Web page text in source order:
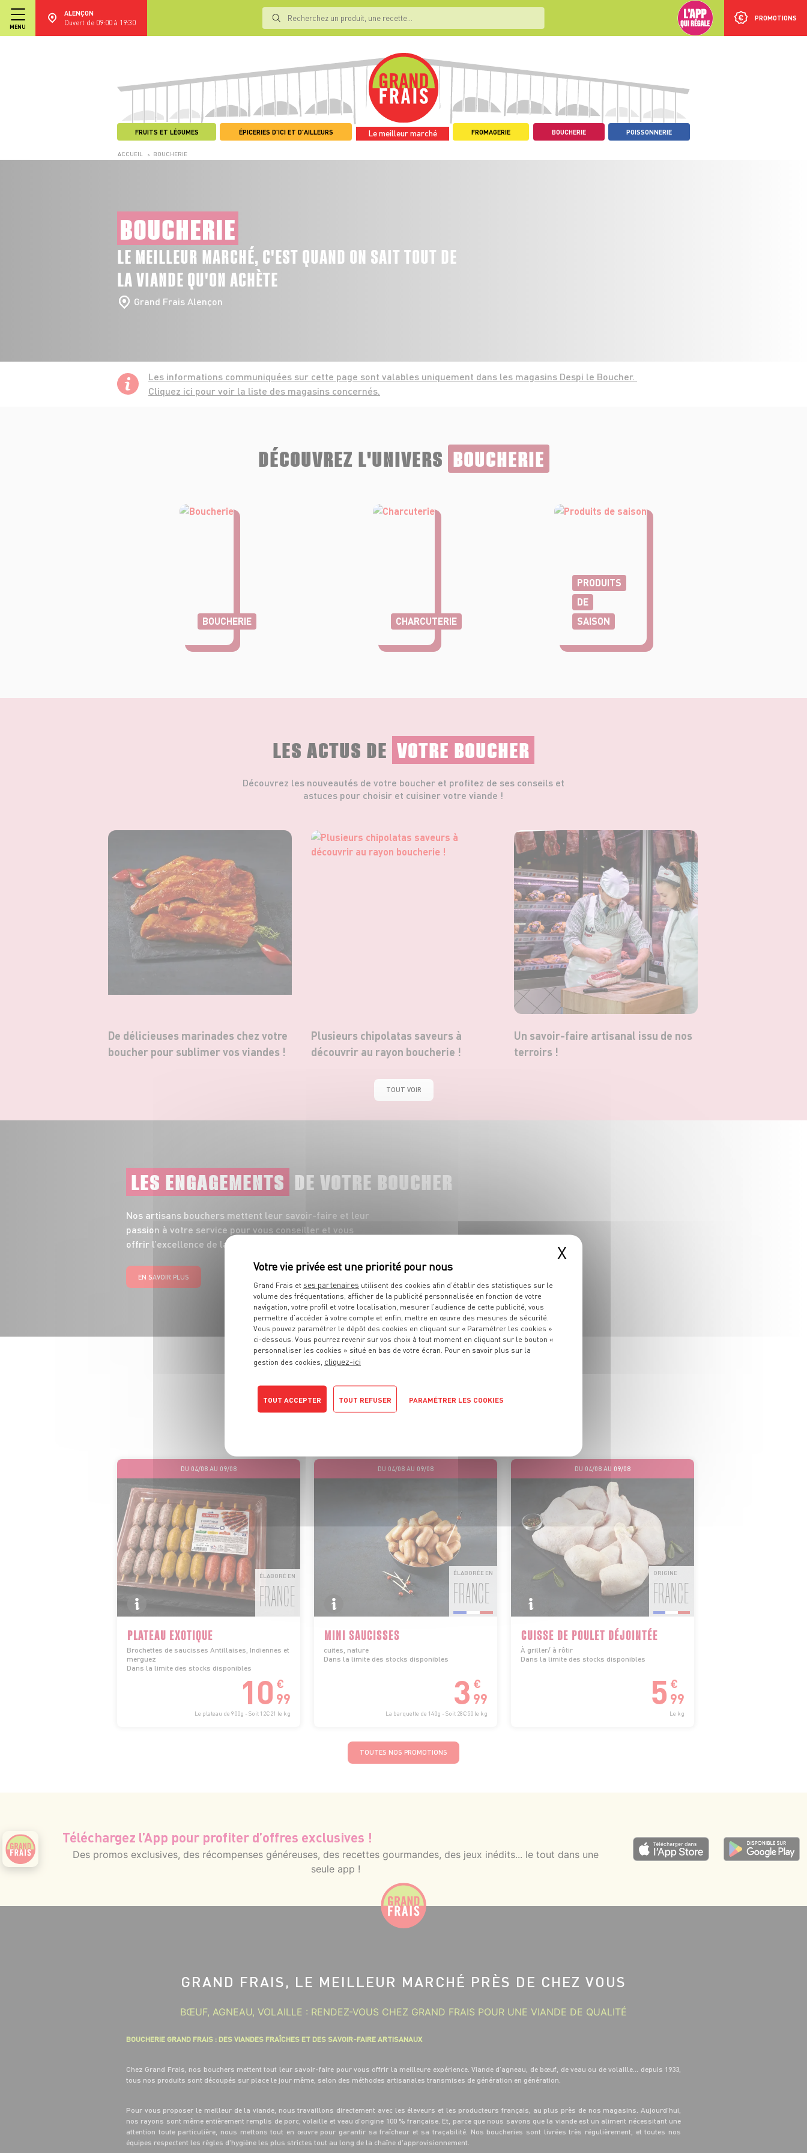
MENU
ALENÇON
Ouvert de 09:00 à 19:30
PROMOTIONS
FRUITS ET LÉGUMES ÉPICERIES D'ICI ET D'AILLEURS Le meilleur marché FROMAGERIE BOUCHERIE POISSONNERIE
ACCUEIL > BOUCHERIE
BOUCHERIE
LE MEILLEUR MARCHÉ, C'EST QUAND ON SAIT TOUT DE
LA VIANDE QU'ON ACHÈTE
Grand Frais Alençon
Les informations communiquées sur cette page sont valables uniquement dans les magasins Despi le Boucher.
Cliquez ici pour voir la liste des magasins concernés.
DÉCOUVREZ L'UNIVERS BOUCHERIE
BOUCHERIE CHARCUTERIE
PRODUITS
DE
SAISON
LES ACTUS DE VOTRE BOUCHER
Découvrez les nouveautés de votre boucher et profitez de ses conseils et
astuces pour choisir et cuisiner votre viande !
De délicieuses marinades chez votre
boucher pour sublimer vos viandes !
Plusieurs chipolatas saveurs à
découvrir au rayon boucherie !
Un savoir-faire artisanal issu de nos
terroirs !
TOUT VOIR
LES ENGAGEMENTS DE VOTRE BOUCHER
Nos artisans bouchers mettent leur savoir-faire et leur
passion à votre service pour vous conseiller et vous
offrir l’excellence de la viande.
EN SAVOIR PLUS
Profitez au mieux de nos viandes et plats préparés, grâce à nos offres
DU 04/08 AU 09/08
ÉLABORÉ EN
FRANCE
PLATEAU EXOTIQUE
Brochettes de saucisses Antillaises, Indiennes et
merguez
Dans la limite des stocks disponibles
10 €
99
Le plateau de 900g - Soit 12€21 le kg
DU 04/08 AU 09/08
ÉLABORÉE EN
FRANCE
MINI SAUCISSES
cuites, nature
Dans la limite des stocks disponibles
3 €
99
La barquette de 140g - Soit 28€50 le kg
DU 04/08 AU 09/08
ORIGINE
FRANCE
CUISSE DE POULET DÉJOINTÉE
À griller/ à rôtir
Dans la limite des stocks disponibles
5 €
99
Le kg
TOUTES NOS PROMOTIONS
Téléchargez l’App pour profiter d’offres exclusives !
Des promos exclusives, des récompenses généreuses, des recettes gourmandes, des jeux inédits... le tout dans une
seule app !
GRAND FRAIS, LE MEILLEUR MARCHÉ PRÈS DE CHEZ VOUS
BŒUF, AGNEAU, VOLAILLE : RENDEZ-VOUS CHEZ GRAND FRAIS POUR UNE VIANDE DE QUALITÉ
BOUCHERIE GRAND FRAIS : DES VIANDES FRAÎCHES ET DES SAVOIR-FAIRE ARTISANAUX
Chez Grand Frais, nos bouchers mettent tout leur savoir-faire pour vous offrir la meilleure expérience. Viande d’agneau, de bœuf, de veau ou de volaille… depuis 1933,
tous nos produits sont découpés sur place le jour même, selon des méthodes artisanales transmises de génération en génération.
Pour vous proposer le meilleur de la viande, nous travaillons directement avec les éleveurs et les producteurs français, au plus près de nos magasins. Aujourd’hui,
nos rayons sont même entièrement remplis de porc, volaille et veau d’origine 100 % française. Et, parce que nous savons que la viande est un aliment nécessitant une
attention toute particulière, nous mettons tout en œuvre pour garantir sa fraîcheur et sa traçabilité. Nos boucheries sont livrées très régulièrement, et toutes nos
équipes respectent les règles d’hygiène les plus strictes tout au long de la chaîne d’approvisionnement.
X
Grand Frais et ses partenaires utilisent des cookies afin d’établir des statistiques sur le
volume des fréquentations, afficher de la publicité personnalisée en fonction de votre
navigation, votre profil et votre localisation, mesurer l’audience de cette publicité, vous
permettre d’accéder à votre compte et enfin, mettre en œuvre des mesures de sécurité.
Vous pouvez paramétrer le dépôt des cookies en cliquant sur « Paramétrer les cookies »
ci-dessous. Vous pourrez revenir sur vos choix à tout moment en cliquant sur le bouton «
personnaliser les cookies » situé en bas de votre écran. Pour en savoir plus sur la
gestion des cookies, cliquez-ici
TOUT ACCEPTER TOUT REFUSER PARAMÉTRER LES COOKIES